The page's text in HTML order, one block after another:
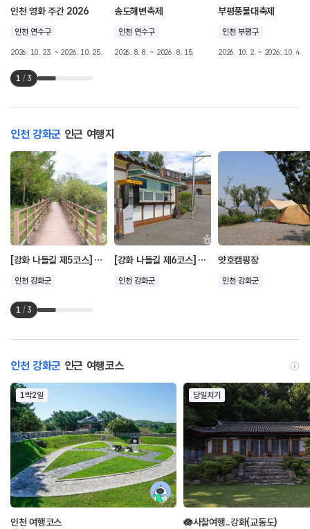
인천 영화 주간 2026
인천 연수구
2026. 10. 23. ~ 2026. 10. 25.
송도해변축제
인천 연수구
2026. 8. 8. ~ 2026. 8. 15.
부평풍물대축제
인천 부평구
2026. 10. 2. ~ 2026. 10. 4.
1 / 3
인천 강화군 인근 여행지
[강화 나들길 제5코스] 고비고개길
인천 강화군
[강화 나들길 제6코스] 화남생가 가는 길
인천 강화군
얏호캠핑장
인천 강화군
1 / 3
인천 강화군 인근 여행코스
1박2일
인천 여행코스
당일치기
🪷사찰여행..강화(교동도)